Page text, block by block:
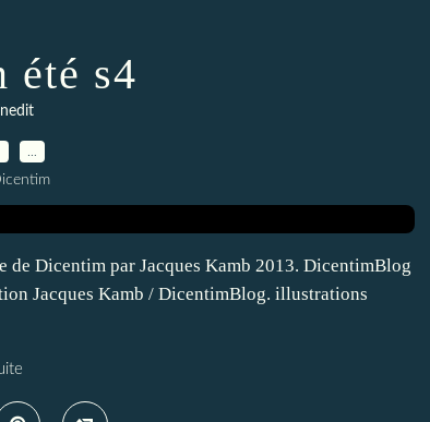
été s4
Dicentim par Jacques Kamb 2013. DicentimBlog
Jacques Kamb / DicentimBlog. illustrations